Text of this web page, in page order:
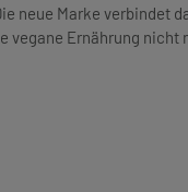
neue Marke verbindet
vegane Ernährung